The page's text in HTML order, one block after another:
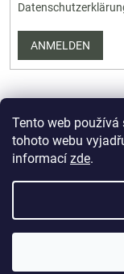
Tento web
tohoto webu
informací zde.
ANMELDEN